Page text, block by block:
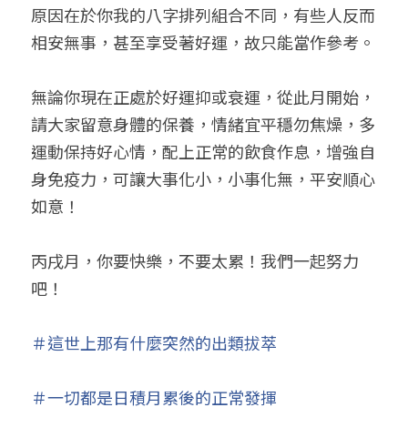
原因在於你我的八字排列組合不同，有些人反而
相安無事，甚至享受著好運，故只能當作參考。
無論你現在正處於好運抑或衰運，從此月開始，
請大家留意身體的保養，情緒宜平穩勿焦燥，多
運動保持好心情，配上正常的飲食作息，增強自
身免疫力，可讓大事化小，小事化無，平安順心
如意！
丙戌月，你要快樂，不要太累！我們一起努力
吧！
＃這世上那有什麼突然的出類拔萃
＃一切都是日積月累後的正常發揮